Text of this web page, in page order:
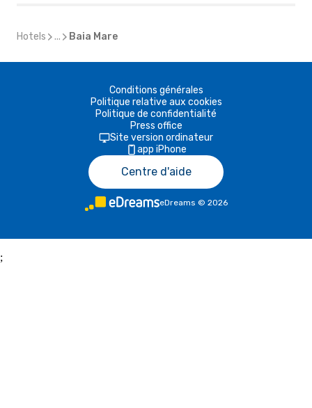
Hotels ... Baia Mare
Conditions générales
Politique relative aux cookies
Politique de confidentialité
Press office
Site version ordinateur
app iPhone
Centre d'aide
eDreams © 2026
;